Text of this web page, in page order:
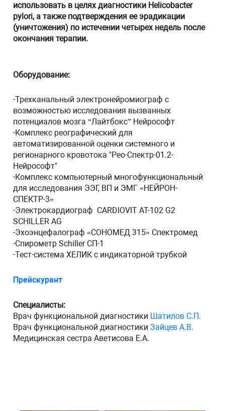
использовать в целях диагностики Helicobacter
pylori, а также подтверждения ее эрадикации
(уничтожения) по истечении четырех недель после
окончания терапии.
Оборудование:
-Трехканальный электронейромиограф с
возможностью исследования вызванных
потенциалов мозга “Лайтбокс” Нейрософт
-Комплекс реографический для
автоматизированной оценки системного и
регионарного кровотока "Рео-Спектр-01.2-
Нейрософт"
-Комплекс компьютерный многофункциональный
для исследования ЭЭГ, ВП и ЭМГ «НЕЙРОН-
СПЕКТР-3»
-Электрокардиограф CARDIOVIT AT-102 G2
SCHILLER AG
-Эхоэнцефалограф «СОНОМЕД 315» Спектромед
-Спирометр Schiller СП-1
-Тест-система ХЕЛИК с индикаторной трубкой
Прейскурант
Специалисты:
Врач функциональной диагностики Шатилов С.П.
Врач функциональной диагностикиЗайцев А.В.
Медицинская сестра Аветисова Е.А.